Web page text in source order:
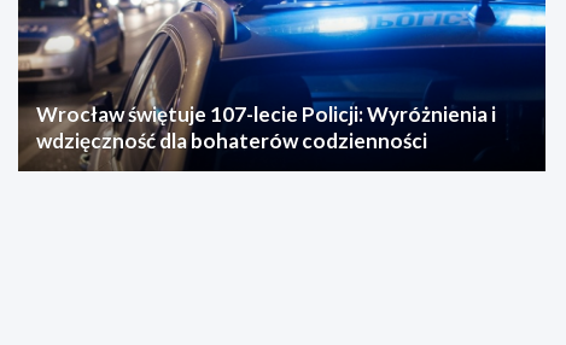
Wrocław świętuje 107-lecie Policji: Wyróżnienia i
wdzięczność dla bohaterów codzienności